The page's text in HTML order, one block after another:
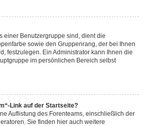
einer Benutzergruppe sind, dient die
sowie den Gruppenrang, der bei Ihnen
festzulegen. Ein Administrator kann Ihnen die
im persönlichen Bereich selbst
Link auf der Startseite?
Auflistung des Forenteams, einschließlich der
Sie finden hier auch weitere